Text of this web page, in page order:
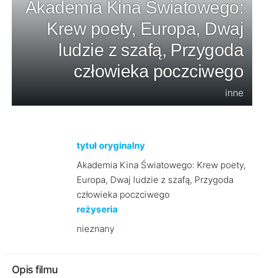
Akademia Kina Światowego:
Krew poety, Europa, Dwaj
ludzie z szafą, Przygoda
człowieka poczciwego
inne
tytuł oryginalny
Akademia Kina Światowego: Krew poety,
Europa, Dwaj ludzie z szafą, Przygoda
człowieka poczciwego
reżyseria
nieznany
Opis filmu